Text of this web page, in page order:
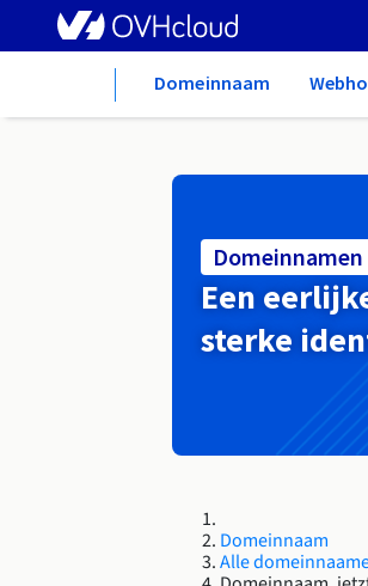
Domeinnaam
Een
sterke
Domeinnaam
Alle